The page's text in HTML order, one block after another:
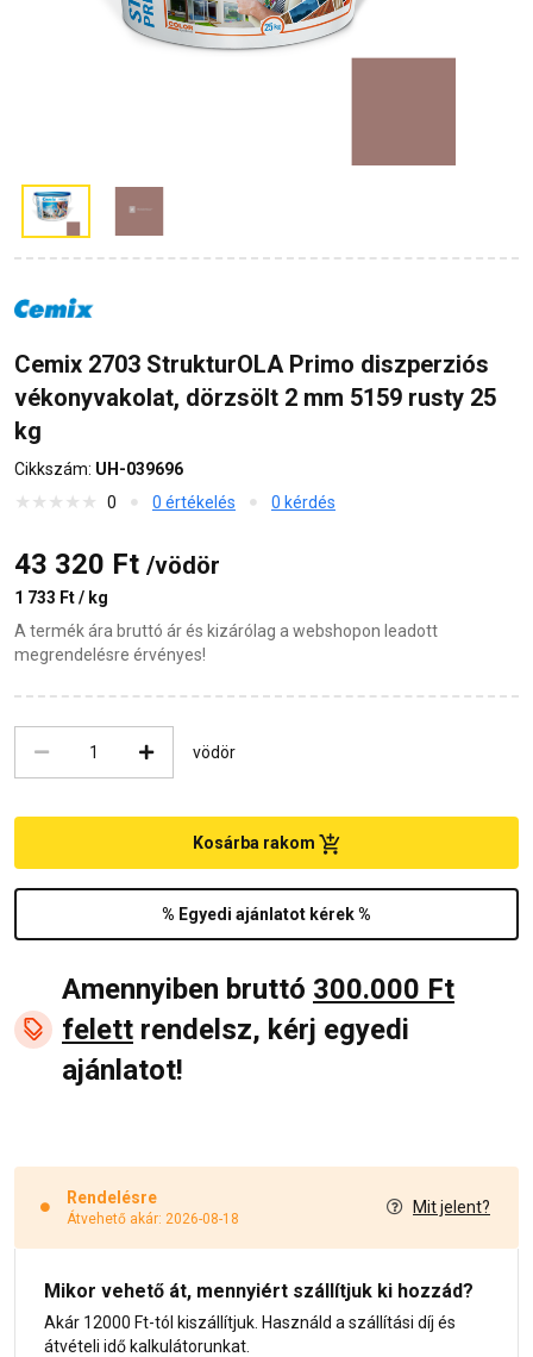
Cemix 2703 StrukturOLA Primo diszperziós
vékonyvakolat, dörzsölt 2 mm 5159 rusty 25
kg
Cikkszám: UH-039696
0
0 értékelés 0 kérdés
43 320 Ft /vödör
1 733 Ft / kg
A termék ára bruttó ár és kizárólag a webshopon leadott
megrendelésre érvényes!
vödör
% Egyedi ajánlatot kérek %
Kosárba rakom
Amennyiben bruttó 300.000 Ft
felett rendelsz, kérj egyedi
ajánlatot!
Rendelésre
Átvehető akár: 2026-08-18
Mit jelent?
Mikor vehető át, mennyiért szállítjuk ki hozzád?
Akár 12000 Ft-tól kiszállítjuk. Használd a szállítási díj és
átvételi idő kalkulátorunkat.